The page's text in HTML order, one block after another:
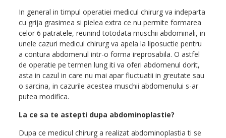
In general in timpul operatiei medicul chirurg va indeparta
cu grija grasimea si pielea extra ce nu permite formarea
celor 6 patratele, reunind totodata muschii abdominali, in
unele cazuri medicul chirurg va apela la liposuctie pentru
a contura abdomenul intr-o forma ireprosabila. O astfel
de operatie pe termen lung iti va oferi abdomenul dorit,
asta in cazul in care nu mai apar fluctuatii in greutate sau
o sarcina, in cazurile acestea muschii abdomenului s-ar
putea modifica.
La ce sa te astepti dupa abdominoplastie?
Dupa ce medicul chirurg a realizat abdominoplastia ti se